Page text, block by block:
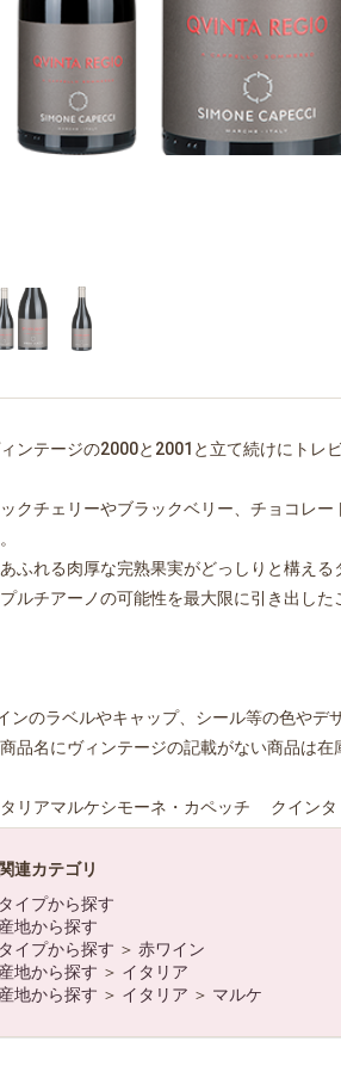
ンテージの2000と2001と立て続けにトレ
クチェリーやブラックベリー、チョコレ
ふれる肉厚な完熟果実がどっしりと構え
ルチアーノの可能性を最大限に引き出した
ンのラベルやキャップ、シール等の色やデ
品名にヴィンテージの記載がない商品は
リアマルケシモーネ・カペッチ クインタ
関連カテゴリ
タイプから探す
産地から探す
タイプから探す ＞ 赤ワイン
産地から探す ＞ イタリア
産地から探す ＞ イタリア ＞ マルケ